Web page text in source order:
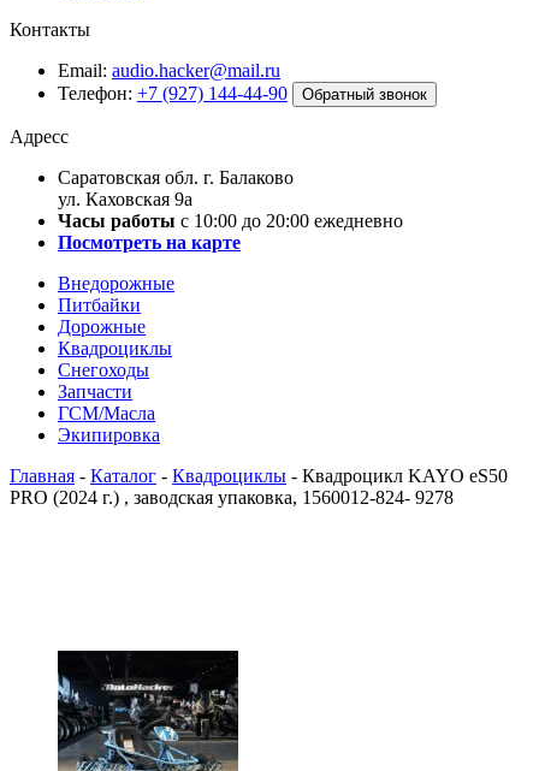
Контакты
Email: audio.hacker@mail.ru
Телефон: +7 (927) 144-44-90 Обратный звонок
Адресс
Саратовская обл. г. Балаково
ул. Каховская 9а
Часы работы с 10:00 до 20:00 ежедневно
Посмотреть на карте
Внедорожные
Питбайки
Дорожные
Квадроциклы
Снегоходы
Запчасти
ГСМ/Масла
Экипировка
Главная - Каталог - Квадроциклы - Квадроцикл KAYO eS50
PRO (2024 г.) , заводская упаковка, 1560012-824- 9278